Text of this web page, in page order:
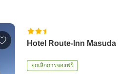
Hotel Route-Inn Masuda
ยกเลิกการจองฟรี